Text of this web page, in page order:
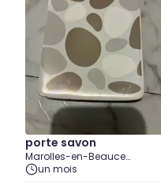
porte savon
Marolles-en-Beauce
(Essonne)
un mois